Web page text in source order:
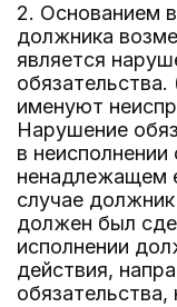
2. Основанием
должника
является
именуют
Нарушение
в неисполнении
ненадлежащем
случае должник
должен был
исполнении
действия,